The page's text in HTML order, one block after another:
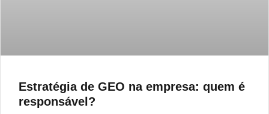
Estratégia de GEO na empresa: quem é
responsável?